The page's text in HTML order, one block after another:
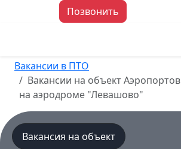
Позвонить
Вакансии в ПТО
Вакансии на объект
на аэродроме "Левашово"
Вакансия на объект